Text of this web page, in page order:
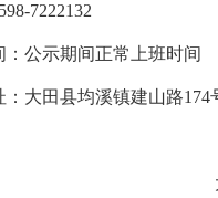
7222132
公示期间正常上班时间
田县均溪镇建山路174号
卫生